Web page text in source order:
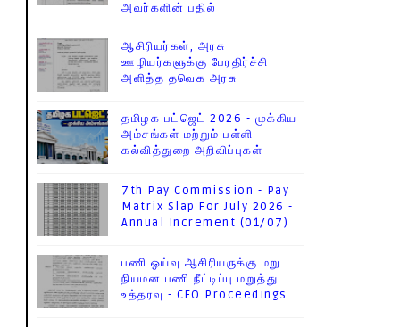
அவர்களின் பதில்
ஆசிரியர்கள், அரசு
ஊழியர்களுக்கு பேரதிர்ச்சி
அளித்த தவெக அரசு
தமிழக பட்ஜெட் 2026 - முக்கிய
அம்சங்கள் மற்றும் பள்ளி
கல்வித்துறை அறிவிப்புகள்
7th Pay Commission - Pay
Matrix Slap For July 2026 -
Annual Increment (01/07)
பணி ஓய்வு ஆசிரியருக்கு மறு
நியமன பணி நீட்டிப்பு மறுத்து
உத்தரவு - CEO Proceedings